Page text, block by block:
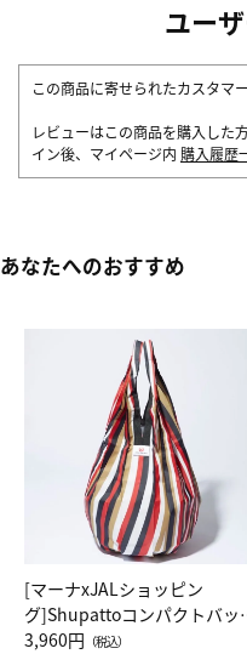
ユー
この商品に寄せられたカスタマ
レビューはこの商品を購入した
イン後、マイページ内 購入履歴
あなたへのおすすめ
[マーナxJALショッピン
グ]Shupattoコンパクトバッ
Drop JAL客室乗務員（LC）ス
3,960円 （税込）